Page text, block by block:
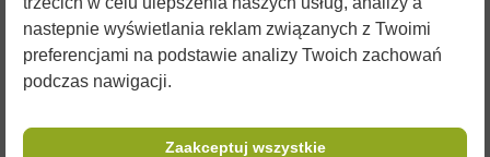
nastepnie wyświetlania reklam związanych z Twoimi
preferencjami na podstawie analizy Twoich zachowań
podczas nawigacji.
Zaakceptuj wszystkie